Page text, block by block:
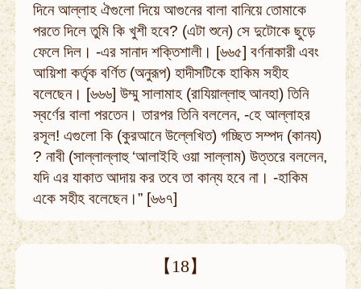
দিনে আল্লাহ ঐগুলো দিয়ে আগুনের বালা বানিয়ে তোমাকে
পরতে দিলে তুমি কি খুশী হবে? (এটা শুনে) সে দুটোকে ছুড়ে
ফেলে দিল। -এর সানাদ শক্তিশালী। [৬৬৫] বর্ণনাকারী এবং
আয়িশা কর্তৃক বর্ণিত (অনুরূপ) হাদীসটিকে হাকিম সহীহ
বলেছেন। [৬৬৬] উম্মু সালামাহ (রাযিয়াল্লাহু আনহা) তিনি
স্বর্ণের বালা পরতেন। তারপর তিনি বললেন, -হে আল্লাহর
রসূল! এগুলো কি (কুরআনে উল্লেখিত) গচ্ছিত সম্পদ (কানয)
? নাবী (সাল্লাল্লাহু ‘আলাইহি ওয়া সাল্লাম) উত্তরে বললেন,
যদি এর যাকাত আদায় কর তবে তা কান্য হবে না। -হাকিম
একে সহীহ বলেছেন।” [৬৬৭]
【18】